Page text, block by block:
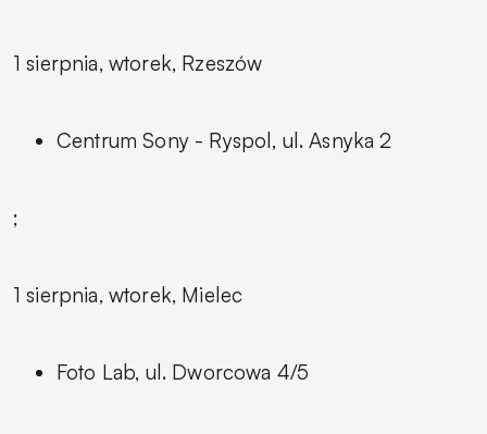
1 sierpnia, wtorek, Rzeszów
Centrum Sony - Ryspol, ul. Asnyka 2
;
1 sierpnia, wtorek, Mielec
Foto Lab, ul. Dworcowa 4/5